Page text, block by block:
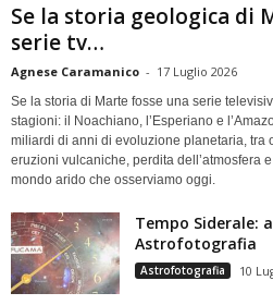
Se la storia geologica di
serie tv…
Agnese Caramanico - 17 Luglio 2026
Se la storia di Marte fosse una serie
stagioni: il Noachiano, l’Esperiano e
miliardi di anni di evoluzione planetaria, tra
eruzioni vulcaniche, perdita dell’atmosfera
mondo arido che osserviamo oggi.
Tempo Siderale:
Astrofotografia
Astrofotografia 10